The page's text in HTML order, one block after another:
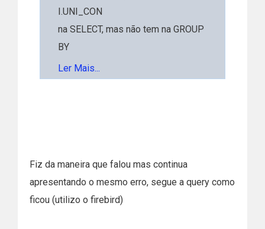
I.UNI_CON
na SELECT, mas não tem na GROUP
BY
não faz sentido ter na GROUP BY
GELANDEV.VLRMED,
porque eles são acumulados pela
função de agregação SUM()
Ler Mais...
Fiz da maneira que falou mas continua
apresentando o mesmo erro, segue a query como
ficou (utilizo o firebird)